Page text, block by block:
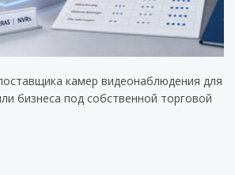
камер видеонаблюдения для
бизнеса под собственной торговой